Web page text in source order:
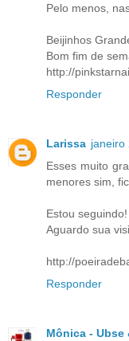
Pelo menos,
Beijinhos
Bom fim de
http://
Responder
Larissa janeiro
Esses muito
menores sim,
Estou seguindo!
Aguardo sua
http://
Responder
Mônica - Ubse